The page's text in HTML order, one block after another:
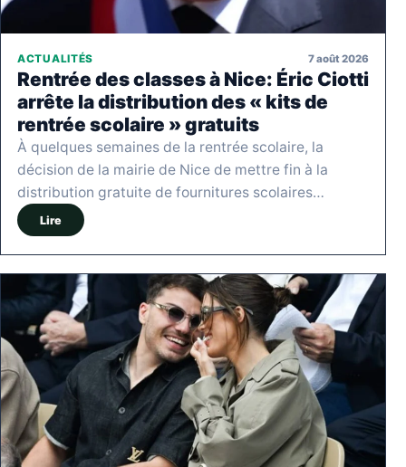
ACTUALITÉS 7 août 2026
Rentrée des classes à Nice: Éric Ciotti
arrête la distribution des « kits de
rentrée scolaire » gratuits
À quelques semaines de la rentrée scolaire, la
décision de la mairie de Nice de mettre fin à la
distribution gratuite de fournitures scolaires…
Lire